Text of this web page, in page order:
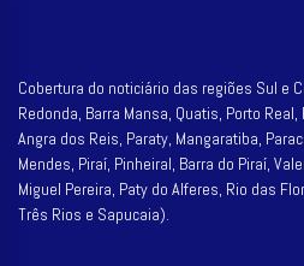
Cobertura do noticiário das regiões Sul e
Redonda, Barra Mansa, Quatis, Porto
Angra dos Reis, Paraty, Mangaratiba,
Mendes, Piraí, Pinheiral, Barra do Piraí,
Miguel Pereira, Paty do Alferes, Rio das
Três Rios e Sapucaia).